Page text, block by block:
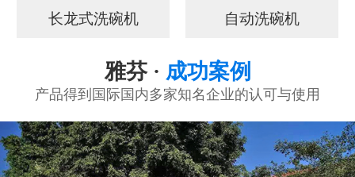
长龙式洗碗机 自动洗碗机
雅芬 · 成功案例
产品得到国际国内多家知名企业的认可与使用